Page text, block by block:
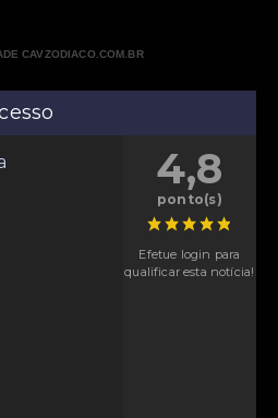
CAVZODIACO.COM.BR
4,8
ponto(s)
Efetue login para
qualificar esta notícia!